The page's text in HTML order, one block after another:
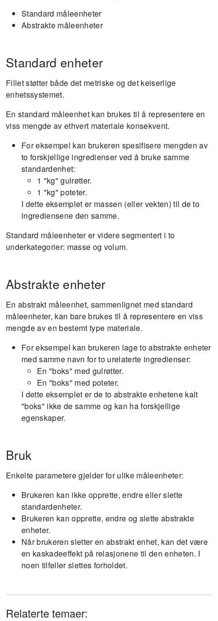
Standard måleenheter
Abstrakte måleenheter
Standard enheter
Fillet støtter både det metriske og det keiserlige
enhetssystemet.
En standard måleenhet kan brukes til å representere en
viss mengde av ethvert materiale konsekvent.
For eksempel kan brukeren spesifisere mengden av
to forskjellige ingredienser ved å bruke samme
standardenhet:
1 "kg" gulrøtter.
1 "kg" poteter.
I dette eksemplet er massen (eller vekten) til de to
ingrediensene den samme.
Standard måleenheter er videre segmentert i to
underkategorier: masse og volum.
Abstrakte enheter
En abstrakt måleenhet, sammenlignet med standard
måleenheter, kan bare brukes til å representere en viss
mengde av en bestemt type materiale.
For eksempel kan brukeren lage to abstrakte enheter
med samme navn for to urelaterte ingredienser:
En "boks" med gulrøtter.
En "boks" med poteter.
I dette eksemplet er de to abstrakte enhetene kalt
"boks" ikke de samme og kan ha forskjellige
egenskaper.
Bruk
Enkelte parametere gjelder for ulike måleenheter:
Brukeren kan ikke opprette, endre eller slette
standardenheter.
Brukeren kan opprette, endre og slette abstrakte
enheter.
Når brukeren sletter en abstrakt enhet, kan det være
en kaskadeeffekt på relasjonene til den enheten. I
noen tilfeller slettes forholdet.
Relaterte temaer: